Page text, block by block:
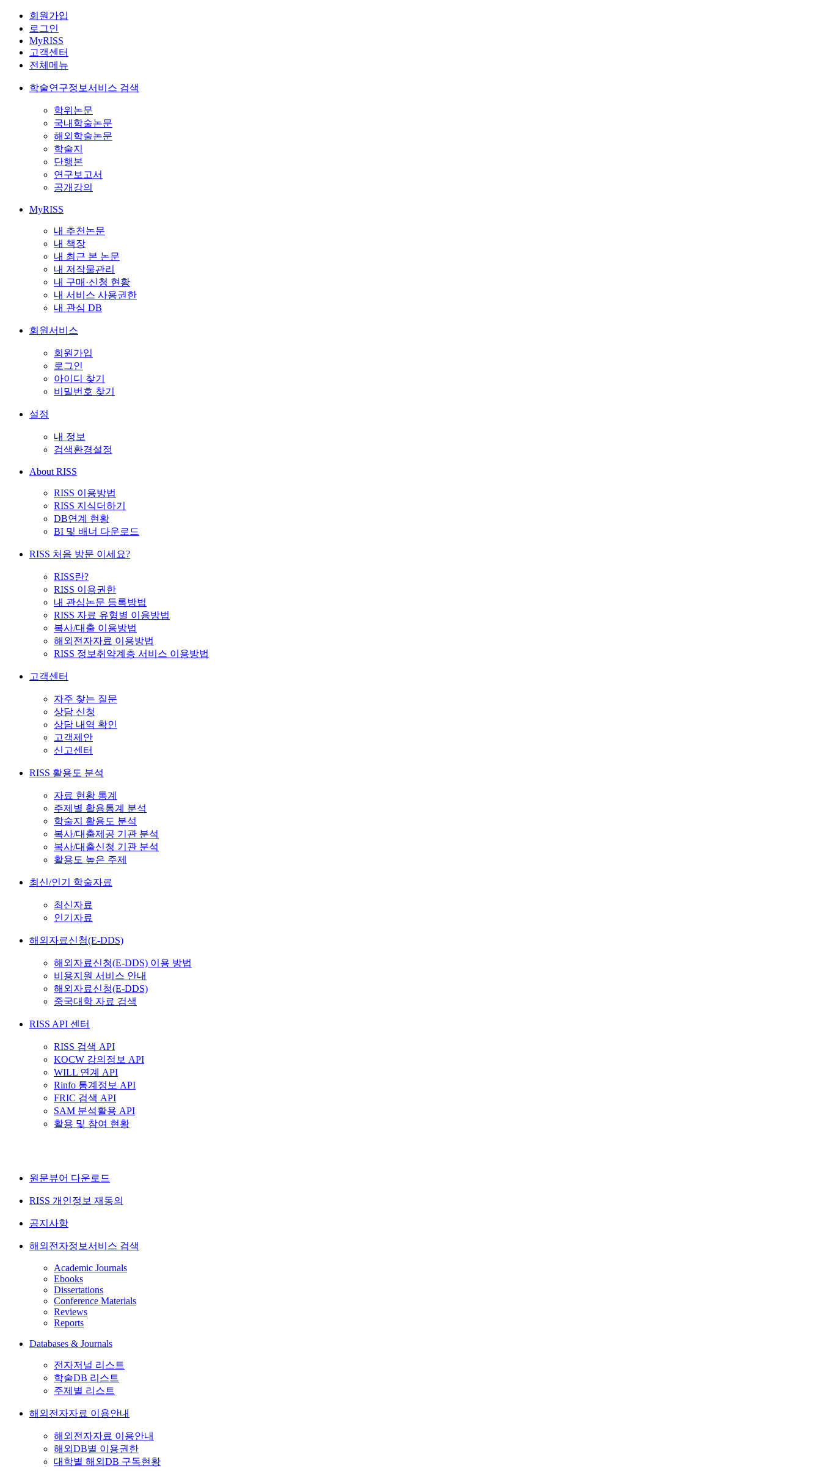
회원가입
로그인
MyRISS
고객센터
전체메뉴
학술연구정보서비스 검색
학위논문
국내학술논문
해외학술논문
학술지
단행본
연구보고서
공개강의
MyRISS
내 추천논문
내 책장
내 최근 본 논문
내 저작물관리
내 구매·신청 현황
내 서비스 사용권한
내 관심 DB
회원서비스
회원가입
로그인
아이디 찾기
비밀번호 찾기
설정
내 정보
검색환경설정
About RISS
RISS 이용방법
RISS 지식더하기
DB연계 현황
BI 및 배너 다운로드
RISS 처음 방문 이세요?
RISS란?
RISS 이용권한
내 관심논문 등록방법
RISS 자료 유형별 이용방법
복사/대출 이용방법
해외전자자료 이용방법
RISS 정보취약계층 서비스 이용방법
고객센터
자주 찾는 질문
상담 신청
상담 내역 확인
고객제안
신고센터
RISS 활용도 분석
자료 현황 통계
주제별 활용통계 분석
학술지 활용도 분석
복사/대출제공 기관 분석
복사/대출신청 기관 분석
활용도 높은 주제
최신/인기 학술자료
최신자료
인기자료
해외자료신청(E-DDS)
해외자료신청(E-DDS) 이용 방법
비용지원 서비스 안내
해외자료신청(E-DDS)
중국대학 자료 검색
RISS API 센터
RISS 검색 API
KOCW 강의정보 API
WILL 연계 API
Rinfo 통계정보 API
FRIC 검색 API
SAM 분석활용 API
활용 및 참여 현황
원문뷰어 다운로드
RISS 개인정보 재동의
공지사항
해외전자정보서비스 검색
Academic Journals
Ebooks
Dissertations
Conference Materials
Reviews
Reports
Databases & Journals
전자저널 리스트
학술DB 리스트
주제별 리스트
해외전자자료 이용안내
해외전자자료 이용안내
해외DB별 이용권한
대학별 해외DB 구독현황